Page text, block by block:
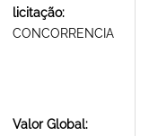
licitação:
CONCORRENCIA
Valor Global: